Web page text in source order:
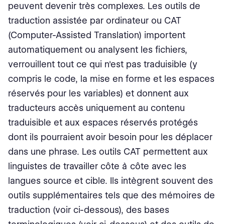
peuvent devenir très complexes. Les outils de
traduction assistée par ordinateur ou CAT
(Computer-Assisted Translation) importent
automatiquement ou analysent les fichiers,
verrouillent tout ce qui n'est pas traduisible (y
compris le code, la mise en forme et les espaces
réservés pour les variables) et donnent aux
traducteurs accès uniquement au contenu
traduisible et aux espaces réservés protégés
dont ils pourraient avoir besoin pour les déplacer
dans une phrase. Les outils CAT permettent aux
linguistes de travailler côte à côte avec les
langues source et cible. Ils intègrent souvent des
outils supplémentaires tels que des mémoires de
traduction (voir ci-dessous), des bases